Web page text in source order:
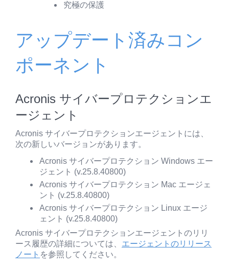
究極の保護
アップデート済みコン
ポーネント
Acronis サイバープロテクションエ
ージェント
Acronis サイバープロテクションエージェントには、
次の新しいバージョンがあります。
Acronis サイバープロテクション Windows エー
ジェント (v.25.8.40800)
Acronis サイバープロテクション Mac エージェ
ント (v.25.8.40800)
Acronis サイバープロテクション Linux エージ
ェント (v.25.8.40800)
Acronis サイバープロテクションエージェントのリリ
ース履歴の詳細については、 エージェントのリリース
ノート を参照してください。